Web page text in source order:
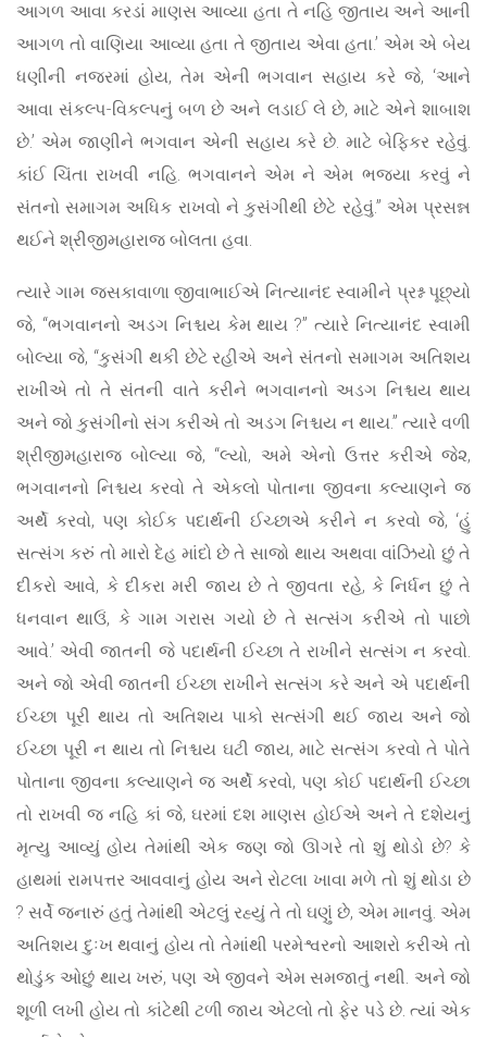
આગળ આવા કરડાં માણસ આવ્યા હતા તે નહિ જીતાય અને આની
આગળ તો વાણિયા આવ્યા હતા તે જીતાય એવા હતા.’ એમ એ બેય
ધણીની નજરમાં હોય, તેમ એની ભગવાન સહાય કરે જે, ‘આને
આવા સંકલ્પ-વિકલ્પનું બળ છે અને લડાઈ લે છે, માટે એને શાબાશ
છે.’ એમ જાણીને ભગવાન એની સહાય કરે છે. માટે બેફિકર રહેવું.
કાંઈ ચિંતા રાખવી નહિ. ભગવાનને એમ ને એમ ભજ્યા કરવું ને
સંતનો સમાગમ અધિક રાખવો ને કુસંગીથી છેટે રહેવું.” એમ પ્રસન્ન
થઈને શ્રીજીમહારાજ બોલતા હવા.
ત્યારે ગામ જસકાવાળા જીવાભાઈએ નિત્યાનંદ સ્વામીને પ્રશ્ન પૂછ્યો
જે, “ભગવાનનો અડગ નિશ્ચય કેમ થાય ?” ત્યારે નિત્યાનંદ સ્વામી
બોલ્યા જે, “કુસંગી થકી છેટે રહીએ અને સંતનો સમાગમ અતિશય
રાખીએ તો તે સંતની વાતે કરીને ભગવાનનો અડગ નિશ્ચય થાય
અને જો કુસંગીનો સંગ કરીએ તો અડગ નિશ્ચય ન થાય.” ત્યારે વળી
શ્રીજીમહારાજ બોલ્યા જે, “લ્યો, અમે એનો ઉત્તર કરીએ જે૨,
ભગવાનનો નિશ્ચય કરવો તે એકલો પોતાના જીવના કલ્યાણને જ
અર્થે કરવો, પણ કોઈક પદાર્થની ઈચ્છાએ કરીને ન કરવો જે, ‘હું
સત્સંગ કરું તો મારો દેહ માંદો છે તે સાજો થાય અથવા વાંઝિયો છું તે
દીકરો આવે, કે દીકરા મરી જાય છે તે જીવતા રહે, કે નિર્ધન છું તે
ધનવાન થાઉં, કે ગામ ગરાસ ગયો છે તે સત્સંગ કરીએ તો પાછો
આવે.’ એવી જાતની જે પદાર્થની ઈચ્છા તે રાખીને સત્સંગ ન કરવો.
અને જો એવી જાતની ઈચ્છા રાખીને સત્સંગ કરે અને એ પદાર્થની
ઈચ્છા પૂરી થાય તો અતિશય પાકો સત્સંગી થઈ જાય અને જો
ઈચ્છા પૂરી ન થાય તો નિશ્ચય ઘટી જાય, માટે સત્સંગ કરવો તે પોતે
પોતાના જીવના કલ્યાણને જ અર્થે કરવો, પણ કોઈ પદાર્થની ઈચ્છા
તો રાખવી જ નહિ કાં જે, ઘરમાં દશ માણસ હોઈએ અને તે દશેયનું
મૃત્યુ આવ્યું હોય તેમાંથી એક જણ જો ઊગરે તો શું થોડો છે? કે
હાથમાં રામપત્તર આવવાનું હોય અને રોટલા ખાવા મળે તો શું થોડા છે
? સર્વે જનારું હતું તેમાંથી એટલું રહ્યું તે તો ઘણું છે, એમ માનવું. એમ
અતિશય દુઃખ થવાનું હોય તો તેમાંથી પરમેશ્વરનો આશરો કરીએ તો
થોડુંક ઓછું થાય ખરું, પણ એ જીવને એમ સમજાતું નથી. અને જો
શૂળી લખી હોય તો કાંટેથી ટળી જાય એટલો તો ફેર પડે છે. ત્યાં એક